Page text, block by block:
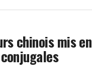
chinois mis en